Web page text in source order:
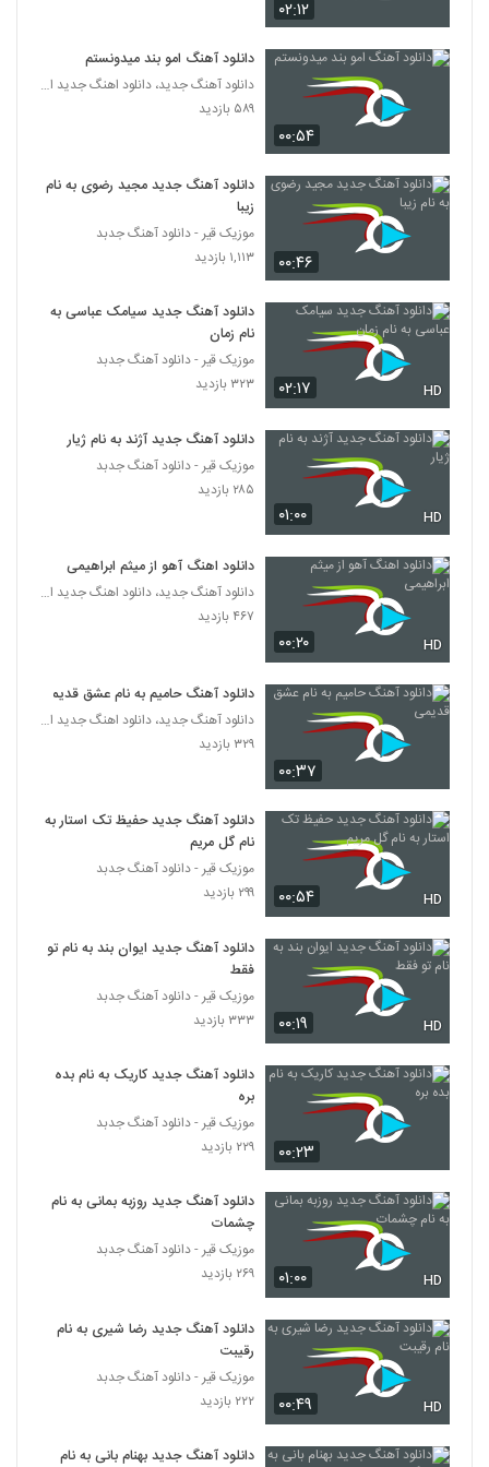
دانلود آهنگ خلوت شهر از رهام
دانلود آهنگ میلاد سیاه پشت بی تفاوت
(رمیکس) (Milad Siahposht Bitafavot
Remix)
۶۴۱ بازدید
دانلود آهنگ جون دلم از احمد ایراندوست
55
آهنگ عوارض تنهایی از احمدرضا
۶۵۰ بازدید
آهنگ افشین آذری بنام رابطه
۱,۳۲۶ بازدید
دانلود آهنگ من دیوانه نیستم از حمید صفت
58
موزیک زیبای یار یار از علی بهراد
۱,۴۸۱ بازدید
حمید اصغری آهنگ جوابه
۶۸۲ بازدید
دانلود آهنگ سهیل رحمانی یه چی بگم
61
Saman Jalili Khoshbakhti
۱,۱۸۳ بازدید
امیرحسین افتخاری آهنگ حال پریشون
۱,۲۳۹ بازدید
عمران طاهری آهنگ کیفم کوکه
64
Jami Velgard)
65
Vahid Nasertorabi Az Daste To Ey
Yar
مهدی ماهان آهنگ جون منی
67
دانلود آهنگ جدید و زیبای مازیار فلاحی با نام
بگو برو
68
صالح رضایی آهنگ عشق دو روزه
۰۲:۱۲
۰۰:۵۴
دانلود آهنگ امو بند میدونستم
دانلود آهنگ جدید، دانلود اهنگ جدید ایرانی
۵۸۹ بازدید
۰۰:۴۶
دانلود آهنگ جدید مجید رضوی به نام
زیبا
موزیک قیر - دانلود آهنگ جدبد
۱,۱۱۳ بازدید
۰۲:۱۷ HD
دانلود آهنگ جدید سیامک عباسی به
نام زمان
موزیک قیر - دانلود آهنگ جدبد
۳۲۳ بازدید
۰۱:۰۰ HD
دانلود آهنگ جدید آژند به نام ژیار
موزیک قیر - دانلود آهنگ جدبد
۲۸۵ بازدید
۰۰:۲۰ HD
دانلود اهنگ آهو از میثم ابراهیمی
دانلود آهنگ جدید، دانلود اهنگ جدید ایرانی
۴۶۷ بازدید
۰۰:۳۷
دانلود آهنگ حامیم به نام عشق قدیمی
دانلود آهنگ جدید، دانلود اهنگ جدید ایرانی
۳۲۹ بازدید
۰۰:۵۴ HD
دانلود آهنگ جدید حفیظ تک استار به
نام گل مریم
موزیک قیر - دانلود آهنگ جدبد
۲۹۹ بازدید
۰۰:۱۹ HD
دانلود آهنگ جدید ایوان بند به نام تو
فقط
موزیک قیر - دانلود آهنگ جدبد
۳۳۳ بازدید
۰۰:۲۳
دانلود آهنگ جدید کاریک به نام بده
بره
موزیک قیر - دانلود آهنگ جدبد
۲۲۹ بازدید
۰۱:۰۰ HD
دانلود آهنگ جدید روزبه بمانی به نام
چشمات
موزیک قیر - دانلود آهنگ جدبد
۲۶۹ بازدید
۰۰:۴۹ HD
دانلود آهنگ جدید رضا شیری به نام
رقیبت
موزیک قیر - دانلود آهنگ جدبد
۲۲۲ بازدید
دانلود آهنگ جدید بهنام بانی به نام